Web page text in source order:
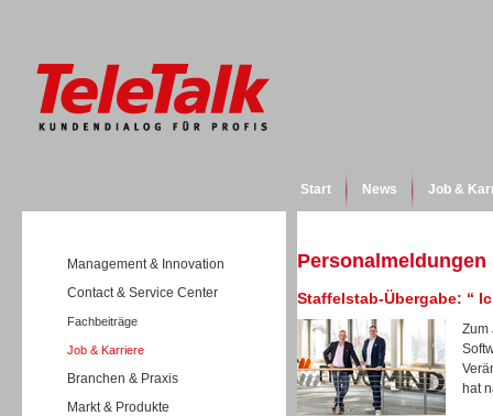
Start News Job &
Management & Innovation
Contact & Service Center
Fachbeiträge
Job & Karriere
Branchen & Praxis
Markt & Produkte
Personalmeldungen
Staffelstab-Übergabe: “
Zum
hat